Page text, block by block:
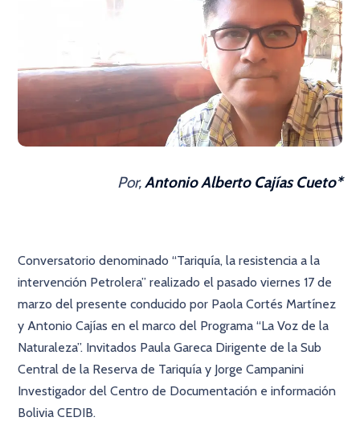
Por,Antonio Alberto Cajías Cueto*
Conversatorio denominado “Tariquía, la resistencia a la
intervención Petrolera” realizado el pasado viernes 17 de
marzo del presente conducido por Paola Cortés Martínez
y Antonio Cajías en el marco del Programa “La Voz de la
Naturaleza”. Invitados Paula Gareca Dirigente de la Sub
Central de la Reserva de Tariquía y Jorge Campanini
Investigador del Centro de Documentación e información
Bolivia CEDIB.